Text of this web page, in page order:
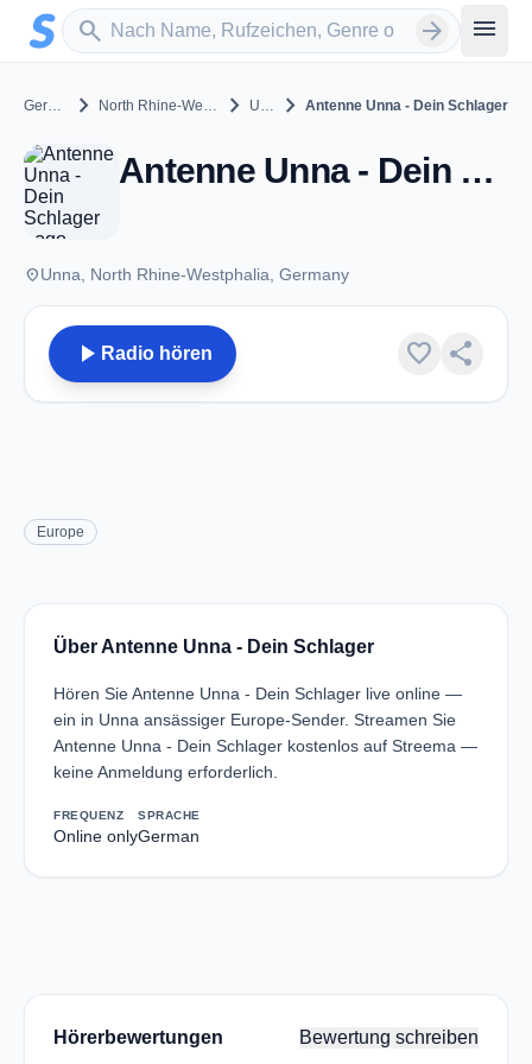
Zum Hauptinhalt springen
search
Sender suchen arrow_forward menu
Germany chevron_right North Rhine-Westphalia chevron_right Unna chevron_right Antenne Unna - Dein Schlager
Antenne Unna - Dein Schlager - Unna
placeUnna, North Rhine-Westphalia, Germany
play_arrow Radio hören favorite share
Europe
Über Antenne Unna - Dein Schlager
Hören Sie Antenne Unna - Dein Schlager live online —
ein in Unna ansässiger Europe-Sender. Streamen Sie
Antenne Unna - Dein Schlager kostenlos auf Streema —
keine Anmeldung erforderlich.
FREQUENZ
Online only
SPRACHE
German
Hörerbewertungen Bewertung schreiben